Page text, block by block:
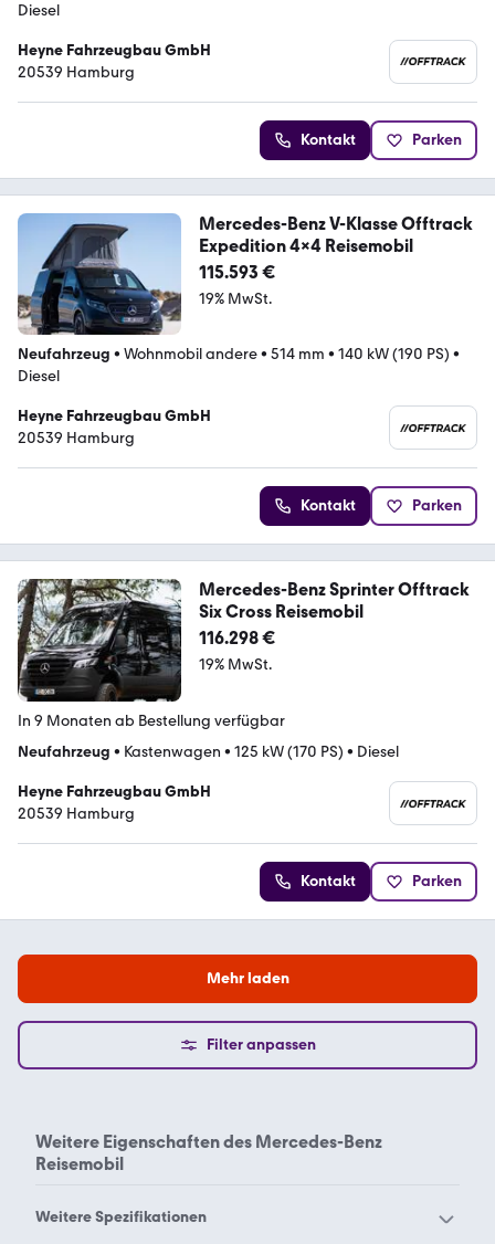
Diesel
Heyne Fahrzeugbau GmbH
20539 Hamburg
Kontakt Parken
Mercedes-Benz V-Klasse Offtrack
Expedition 4x4 Reisemobil
115.593 €
19% MwSt.
Neufahrzeug • Wohnmobil andere• 514 mm • 140 kW (190 PS) •
Diesel
Heyne Fahrzeugbau GmbH
20539 Hamburg
Kontakt Parken
Mercedes-Benz Sprinter Offtrack
Six Cross Reisemobil
116.298 €
19% MwSt.
In 9 Monaten ab Bestellung verfügbar
Neufahrzeug • Kastenwagen • 125 kW (170 PS) • Diesel
Heyne Fahrzeugbau GmbH
20539 Hamburg
Kontakt Parken
Mehr laden
Filter anpassen
Weitere Eigenschaften des Mercedes-Benz
Reisemobil
Weitere Spezifikationen